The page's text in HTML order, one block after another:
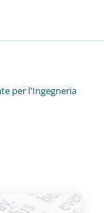
LINGUA:
per l'Ingegneria